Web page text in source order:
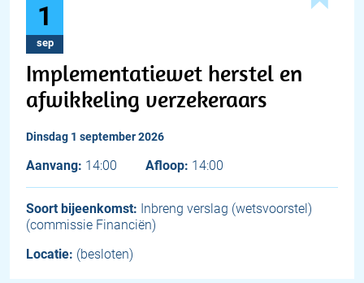
1
sep
Implementatiewet herstel en
afwikkeling verzekeraars
dinsdag 1 september 2026
Aanvang: 14:00 Afloop: 14:00
Soort bijeenkomst: Inbreng verslag (wetsvoorstel)
(commissie Financiën)
Locatie: (besloten)